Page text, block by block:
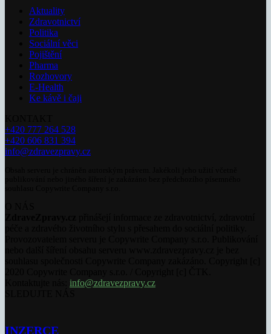
Aktuality
Zdravotnictví
Politika
Sociální věci
Pojištění
Pharma
Rozhovory
E-Health
Ke kávě i čaji
+420 777 264 528
+420 606 831 394
info@zdravezpravy.cz
info@zdravezpravy.cz
INZERCE